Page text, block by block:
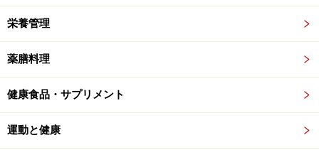
栄養管理
薬膳料理
健康食品・サプリメント
運動と健康